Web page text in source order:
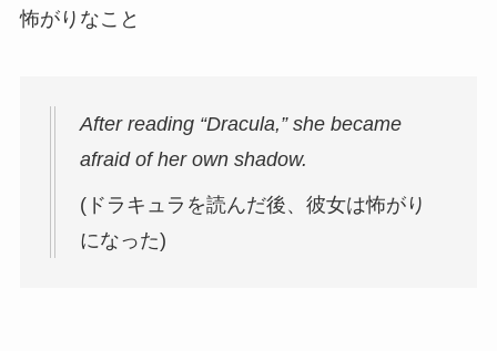
怖がりなこと
After reading “Dracula,” she became
afraid of her own shadow.
(ドラキュラを読んだ後、彼女は怖がり
になった)